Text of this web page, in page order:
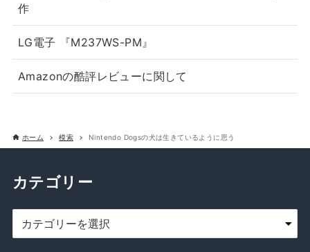
作
LG電子 『M237WS-PM』
Amazonの酷評レビューに関して
ホーム 模索 Nintendo Dogsの犬は生きているように思う
カテゴリー